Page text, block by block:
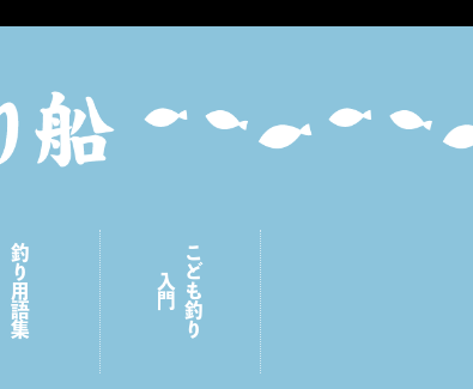
釣り用語集 こども釣り
入門